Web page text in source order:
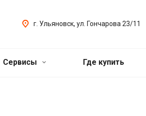
г. Ульяновск, ул. Гончарова 23/11
Сервисы Где купить